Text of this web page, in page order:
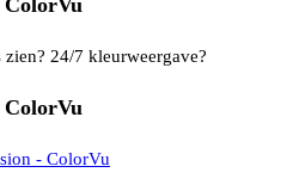
zien? 24/7 kleurweergave?
- ColorVu